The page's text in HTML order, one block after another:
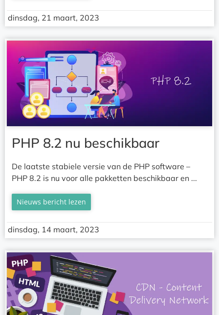
dinsdag, 21 maart, 2023
PHP 8.2 nu beschikbaar
De laatste stabiele versie van de PHP software –
PHP 8.2 is nu voor alle pakketten beschikbaar en ...
Nieuws bericht lezen
dinsdag, 14 maart, 2023